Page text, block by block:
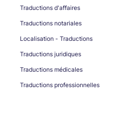
Traductions d'affaires
Traductions notariales
Localisation - Traductions
Traductions juridiques
Traductions médicales
Traductions professionnelles